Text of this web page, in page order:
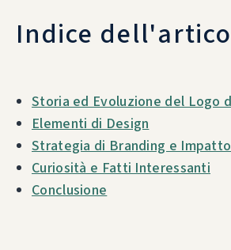
Indice
Storia ed Evoluzione del Logo
Elementi di Design
Strategia di Branding e
Curiosità e Fatti Interessanti
Conclusione